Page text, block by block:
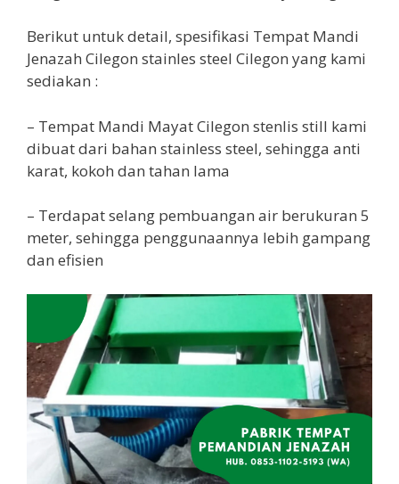
Berikut untuk detail, spesifikasi Tempat Mandi
Jenazah Cilegon stainles steel Cilegon yang kami
sediakan :
– Tempat Mandi Mayat Cilegon stenlis still kami
dibuat dari bahan stainless steel, sehingga anti
karat, kokoh dan tahan lama
– Terdapat selang pembuangan air berukuran 5
meter, sehingga penggunaannya lebih gampang
dan efisien